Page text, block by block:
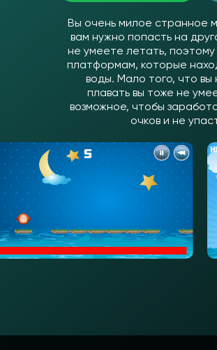
Вы очень милое странное
вам нужно попасть на
не умеете летать,
платформам, которые
воды. Мало того, что
плавать вы тоже не
возможное, чтобы
очков и не